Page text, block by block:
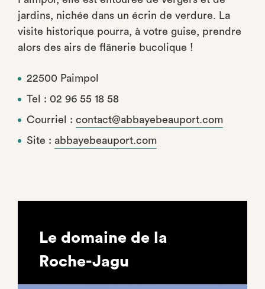
jardins, nichée dans un écrin de verdure. La
visite historique pourra, à votre guise, prendre
alors des airs de flânerie bucolique !
22500 Paimpol
Tel : 02 96 55 18 58
Courriel : contact@abbayebeauport.com
Site : abbayebeauport.com
Le domaine de la
Roche-Jagu